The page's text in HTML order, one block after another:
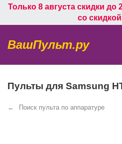
Только 8 августа скидки до
со
ВашПульт.ру
Пульты для Samsung
Поиск пульта по аппаратуре